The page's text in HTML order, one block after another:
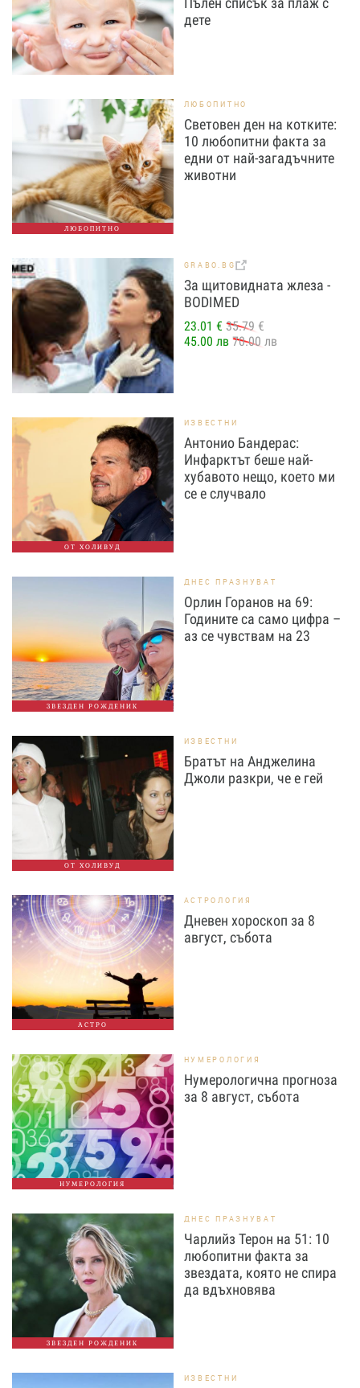
дете
ЛЮБОПИТНО
ЛЮБОПИТНО
Световен ден на котките:
10 любопитни факта за
едни от най-загадъчните
животни
GRABO.BG
За щитовидната жлеза -
BODIMED
23.01 € 35.79 €
45.00 лв 70.00 лв
ОТ ХОЛИВУД
ИЗВЕСТНИ
Антонио Бандерас:
Инфарктът беше най-
хубавото нещо, което ми
се е случвало
ЗВЕЗДЕН РОЖДЕНИК
ДНЕС ПРАЗНУВАТ
Орлин Горанов на 69:
Годините са само цифра –
аз се чувствам на 23
ОТ ХОЛИВУД
ИЗВЕСТНИ
Братът на Анджелина
Джоли разкри, че е гей
АСТРО
АСТРОЛОГИЯ
Дневен хороскоп за 8
август, събота
НУМЕРОЛОГИЯ
НУМЕРОЛОГИЯ
Нумерологична прогноза
за 8 август, събота
ЗВЕЗДЕН РОЖДЕНИК
ДНЕС ПРАЗНУВАТ
Чарлийз Терон на 51: 10
любопитни факта за
звездата, която не спира
да вдъхновява
ИЗВЕСТНИ